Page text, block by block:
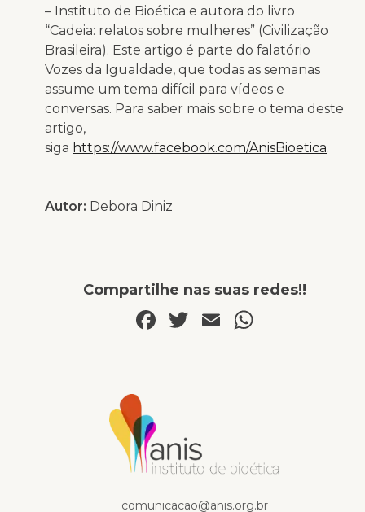
– Instituto de Bioética e autora do livro
“Cadeia: relatos sobre mulheres” (Civilização
Brasileira). Este artigo é parte do falatório
Vozes da Igualdade, que todas as semanas
assume um tema difícil para vídeos e
conversas. Para saber mais sobre o tema deste
artigo,
siga https://www.facebook.com/AnisBioetica.
Autor: Debora Diniz
Compartilhe nas suas redes!!
Facebook
Twitter
Email
comunicacao@anis.org.br